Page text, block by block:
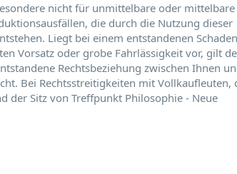
nicht für unmittelbare oder mittelbare
die durch die Nutzung dieser
Liegt bei einem entstandenen Schaden
Vorsatz oder grobe Fahrlässigkeit vor, gilt
Rechtsbeziehung zwischen Ihnen
Bei Rechtsstreitigkeiten mit Vollkaufleuten,
der Sitz von Treffpunkt Philosophie - Neue